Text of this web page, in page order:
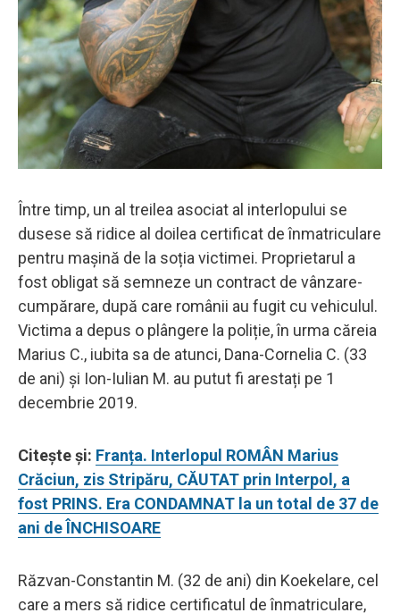
Între timp, un al treilea asociat al interlopului se
dusese să ridice al doilea certificat de înmatriculare
pentru mașină de la soția victimei. Proprietarul a
fost obligat să semneze un contract de vânzare-
cumpărare, după care românii au fugit cu vehiculul.
Victima a depus o plângere la poliție, în urma căreia
Marius C., iubita sa de atunci, Dana-Cornelia C. (33
de ani) și Ion-Iulian M. au putut fi arestați pe 1
decembrie 2019.
Citește și: Franța. Interlopul ROMÂN Marius
Crăciun, zis Stripăru, CĂUTAT prin Interpol, a
fost PRINS. Era CONDAMNAT la un total de 37 de
ani de ÎNCHISOARE
Răzvan-Constantin M. (32 de ani) din Koekelare, cel
care a mers să ridice certificatul de înmatriculare,